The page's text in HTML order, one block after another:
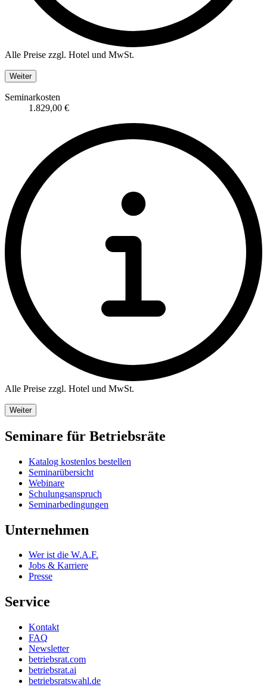
Alle Preise zzgl. Hotel und MwSt.
Weiter
Seminarkosten
1.829,00 €
Alle Preise zzgl. Hotel und MwSt.
Weiter
Seminare für Betriebsräte
Katalog kostenlos bestellen
Seminarübersicht
Webinare
Schulungsanspruch
Seminarbedingungen
Unternehmen
Wer ist die W.A.F.
Jobs & Karriere
Presse
Service
Kontakt
FAQ
Newsletter
betriebsrat.com
betriebsrat.ai
betriebsratswahl.de